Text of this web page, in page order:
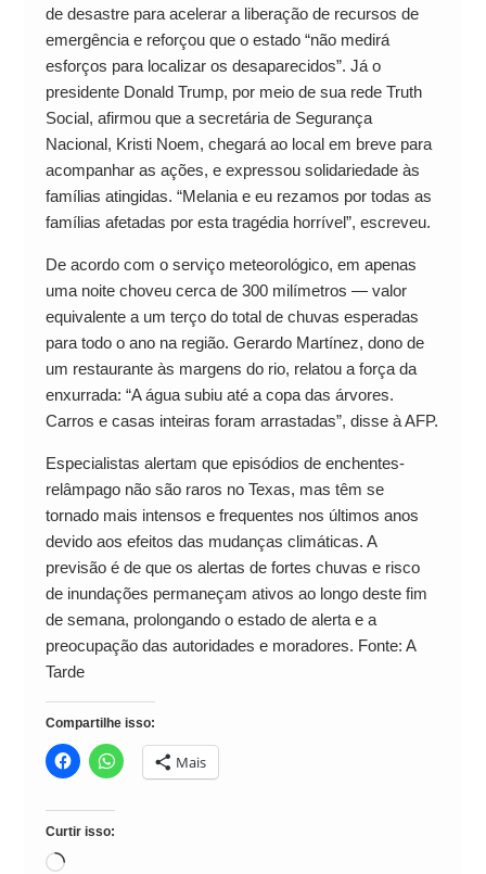
de desastre para acelerar a liberação de recursos de
emergência e reforçou que o estado “não medirá
esforços para localizar os desaparecidos”. Já o
presidente Donald Trump, por meio de sua rede Truth
Social, afirmou que a secretária de Segurança
Nacional, Kristi Noem, chegará ao local em breve para
acompanhar as ações, e expressou solidariedade às
famílias atingidas. “Melania e eu rezamos por todas as
famílias afetadas por esta tragédia horrível”, escreveu.
De acordo com o serviço meteorológico, em apenas
uma noite choveu cerca de 300 milímetros — valor
equivalente a um terço do total de chuvas esperadas
para todo o ano na região. Gerardo Martínez, dono de
um restaurante às margens do rio, relatou a força da
enxurrada: “A água subiu até a copa das árvores.
Carros e casas inteiras foram arrastadas”, disse à AFP.
Especialistas alertam que episódios de enchentes-
relâmpago não são raros no Texas, mas têm se
tornado mais intensos e frequentes nos últimos anos
devido aos efeitos das mudanças climáticas. A
previsão é de que os alertas de fortes chuvas e risco
de inundações permaneçam ativos ao longo deste fim
de semana, prolongando o estado de alerta e a
preocupação das autoridades e moradores. Fonte: A
Tarde
Compartilhe isso:
Mais
Curtir isso:
Carregando...